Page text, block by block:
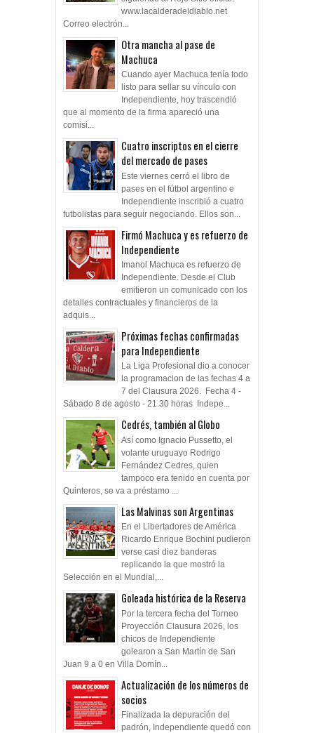
www.lacalderadeldiablo.net
Correo electrón...
Otra mancha al pase de
Machuca
Cuando ayer Machuca tenía todo
listo para sellar su vínculo con
Independiente, hoy trascendió
que al momento de la firma apareció una
comisi...
Cuatro inscriptos en el cierre
del mercado de pases
Este viernes cerró el libro de
pases en el fútbol argentino e
Independiente inscribió a cuatro
futbolistas para seguir negociando. Ellos son...
Firmó Machuca y es refuerzo de
Independiente
Imanol Machuca es refuerzo de
Independiente. Desde el Club
emitieron un comunicado con los
detalles contractuales y financieros de la
adquis...
Próximas fechas confirmadas
para Independiente
La Liga Profesional dio a conocer
la programacion de las fechas 4 a
7 del Clausura 2026. Fecha 4 -
Sábado 8 de agosto - 21.30 horas Indepe...
Cedrés, también al Globo
Así como Ignacio Pussetto, el
volante uruguayo Rodrigo
Fernández Cedres, quien
tampoco era tenido en cuenta por
Quinteros, se va a préstamo ...
Las Malvinas son Argentinas
En el Libertadores de América
Ricardo Enrique Bochini pudieron
verse casi diez banderas
replicando la que mostró la
Selección en el Mundial,...
Goleada histórica de la Reserva
Por la tercera fecha del Torneo
Proyección Clausura 2026, los
chicos de Independiente
golearon a San Martín de San
Juan 9 a 0 en Villa Domín...
Actualización de los números de
socios
Finalizada la depuración del
padrón, Independiente quedó con